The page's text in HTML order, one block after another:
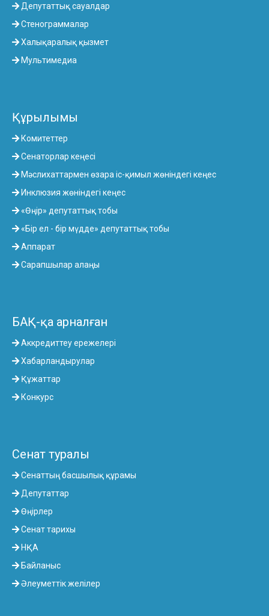
Депутаттық сауалдар
Стенограммалар
Халықаралық қызмет
Мультимедиа
Құрылымы
Комитеттер
Сенаторлар кеңесі
Мәслихаттармен өзара іс-қимыл жөніндегі кеңес
Инклюзия жөніндегі кеңес
«Өңір» депутаттық тобы
«Бір ел - бір мүдде» депутаттық тобы
Аппарат
Сарапшылар алаңы
БАҚ-қа арналған
Аккредиттеу ережелері
Хабарландырулар
Құжаттар
Конкурс
Сенат туралы
Сенаттың басшылық құрамы
Депутаттар
Өңірлер
Сенат тарихы
НҚА
Байланыс
Әлеуметтік желілер